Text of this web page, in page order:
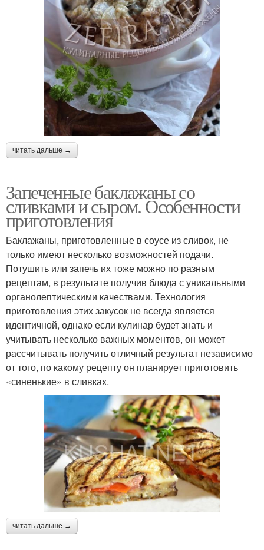
читать дальше →
Запеченные баклажаны со
сливками и сыром. Особенности
приготовления
Баклажаны, приготовленные в соусе из сливок, не
только имеют несколько возможностей подачи.
Потушить или запечь их тоже можно по разным
рецептам, в результате получив блюда с уникальными
органолептическими качествами. Технология
приготовления этих закусок не всегда является
идентичной, однако если кулинар будет знать и
учитывать несколько важных моментов, он может
рассчитывать получить отличный результат независимо
от того, по какому рецепту он планирует приготовить
«синенькие» в сливках.
читать дальше →